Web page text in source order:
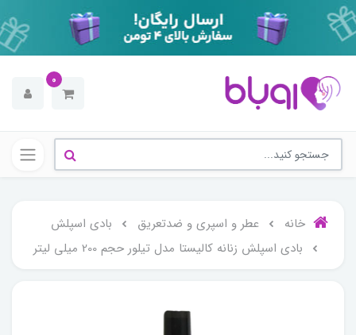
0
خانه عطر و اسپری و ضدتعریق
بادی اسپلش
بادی اسپلش زنانه کالیستا مدل تیلور حجم 200 میلی لیتر